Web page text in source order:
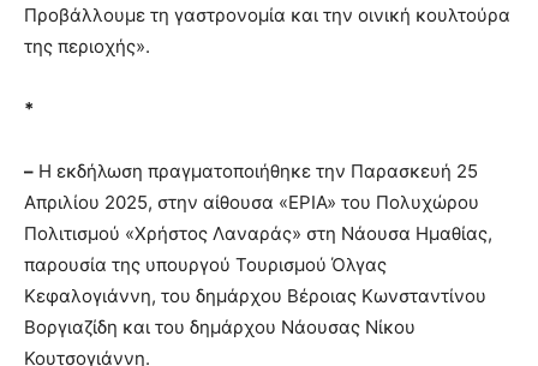
Προβάλλουμε τη γαστρονομία και την οινική κουλτούρα
της περιοχής».
*
– Η εκδήλωση πραγματοποιήθηκε την Παρασκευή 25
Απριλίου 2025, στην αίθουσα «ΕΡΙΑ» του Πολυχώρου
Πολιτισμού «Χρήστος Λαναράς» στη Νάουσα Ημαθίας,
παρουσία της υπουργού Τουρισμού Όλγας
Κεφαλογιάννη, του δημάρχου Βέροιας Κωνσταντίνου
Βοργιαζίδη και του δημάρχου Νάουσας Νίκου
Κουτσογιάννη.